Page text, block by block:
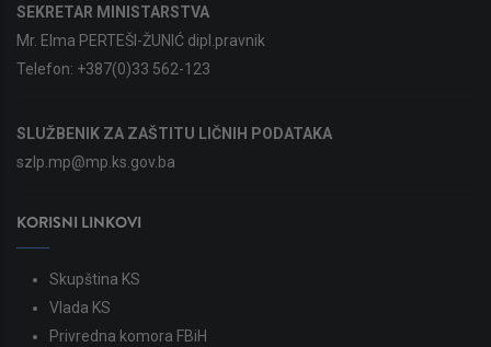
SEKRETAR MINISTARSTVA
Mr. Elma PERTEŠI-ŽUNIĆ dipl.pravnik
Telefon: +387(0)33 562-123
SLUŽBENIK ZA ZAŠTITU LIČNIH PODATAKA
szlp.mp@mp.ks.gov.ba
KORISNI LINKOVI
Skupština KS
Vlada KS
Privredna komora FBiH